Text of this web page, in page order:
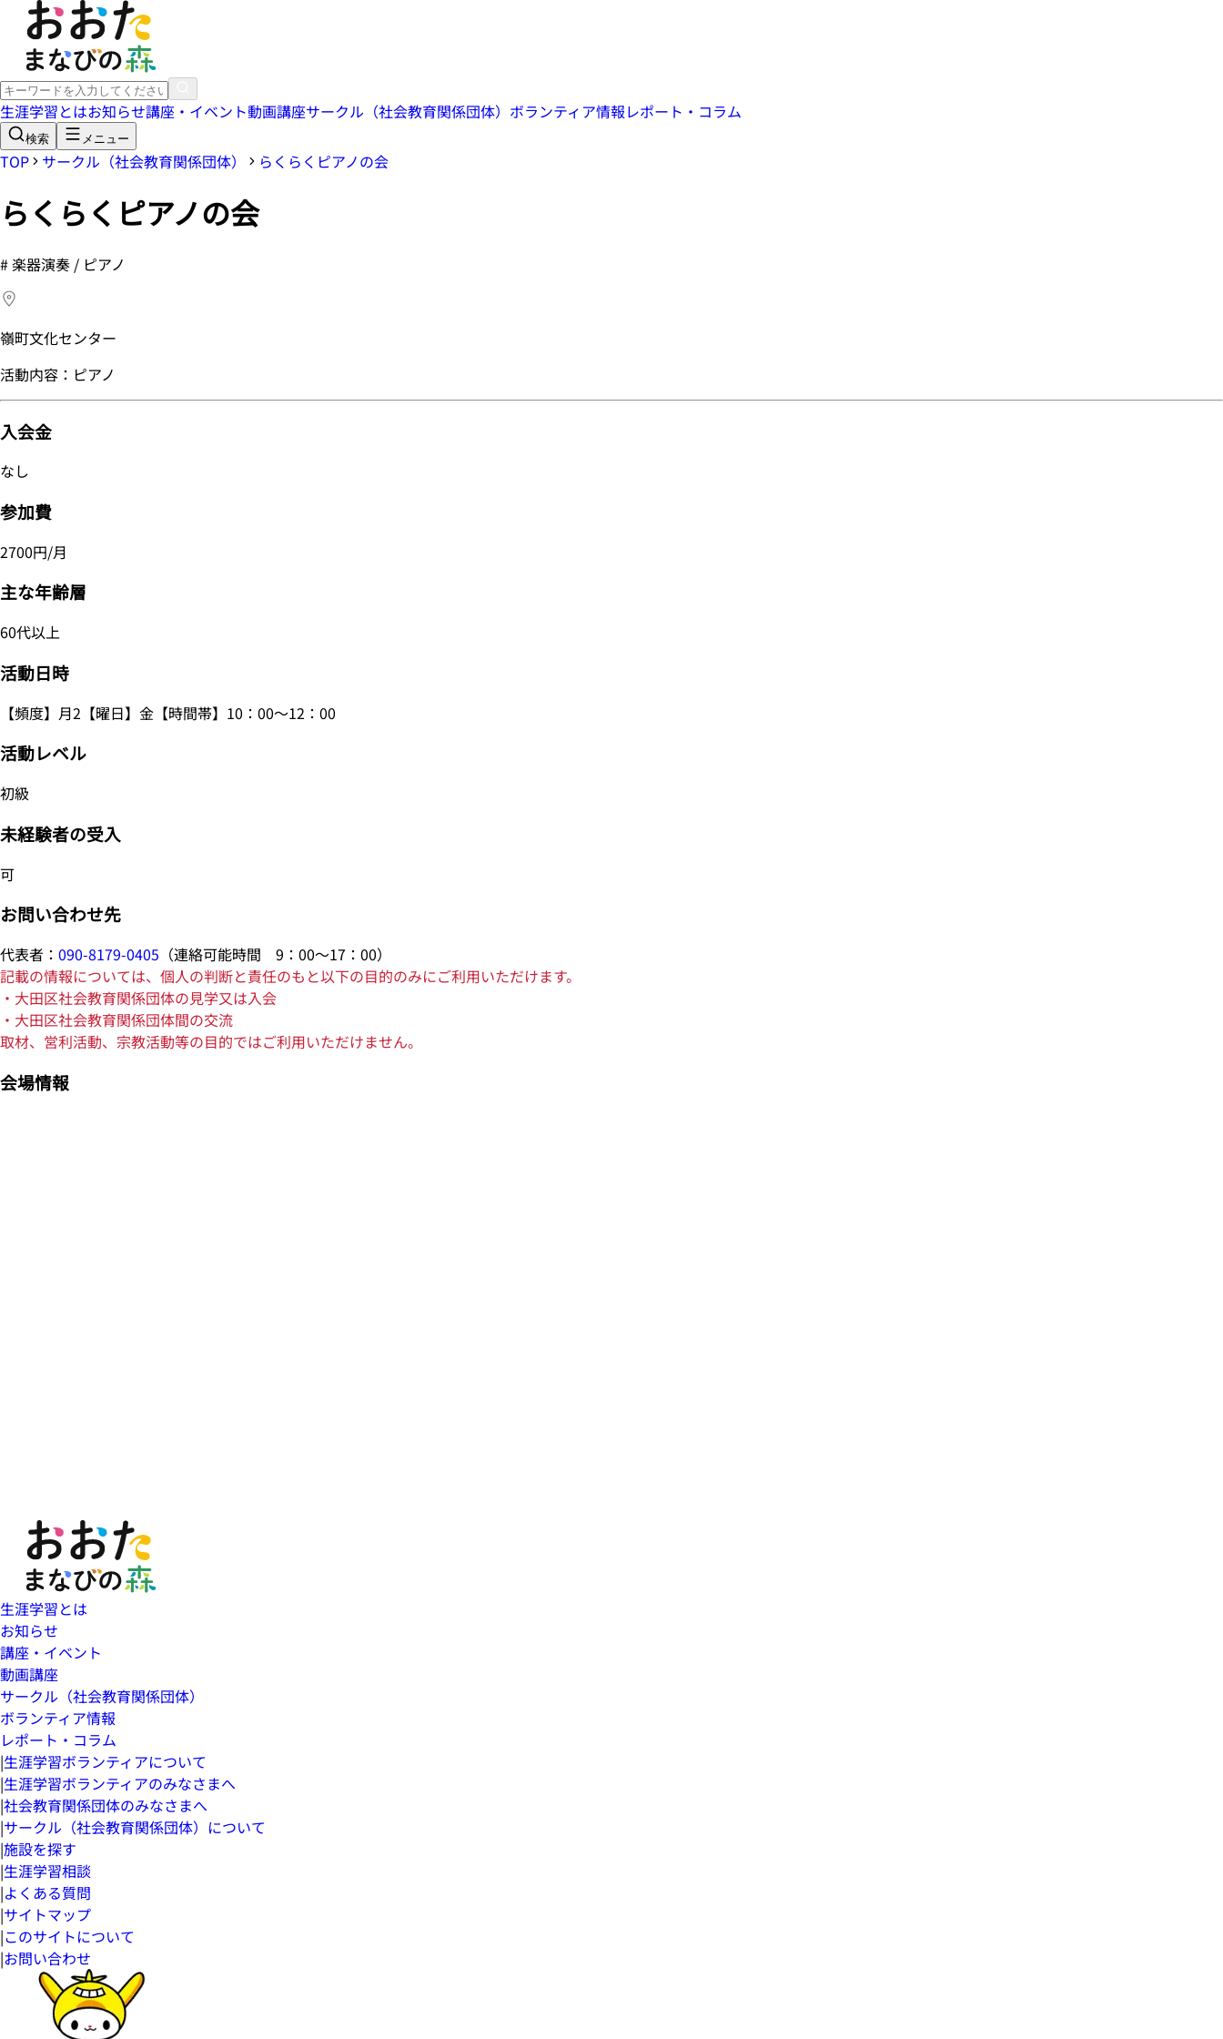
生涯学習とはお知らせ講座・イベント動画講座サークル（社会教育関係団体） ボランティア情報レポート・コラム
検索 メニュー
TOP サークル（社会教育関係団体） らくらくピアノの会
らくらくピアノの会
#楽器演奏 / ピアノ
嶺町文化センター
活動内容：ピアノ
入会金
なし
参加費
2700円/月
主な年齢層
60代以上
活動日時
【頻度】月2【曜日】金【時間帯】10：00～12：00
活動レベル
初級
未経験者の受入
可
お問い合わせ先
代表者： 090-8179-0405 （連絡可能時間 9：00～17：00）
記載の情報については、個人の判断と責任のもと以下の目的のみにご利用いただけます。
・大田区社会教育関係団体の見学又は入会
・大田区社会教育関係団体間の交流
取材、営利活動、宗教活動等の目的ではご利用いただけません。
会場情報
生涯学習とは
お知らせ
講座・イベント
動画講座
サークル（社会教育関係団体）
ボランティア情報
レポート・コラム
|生涯学習ボランティアについて
|生涯学習ボランティアのみなさまへ
|社会教育関係団体のみなさまへ
|サークル（社会教育関係団体）について
|施設を探す
|生涯学習相談
|よくある質問
|サイトマップ
|このサイトについて
|お問い合わせ